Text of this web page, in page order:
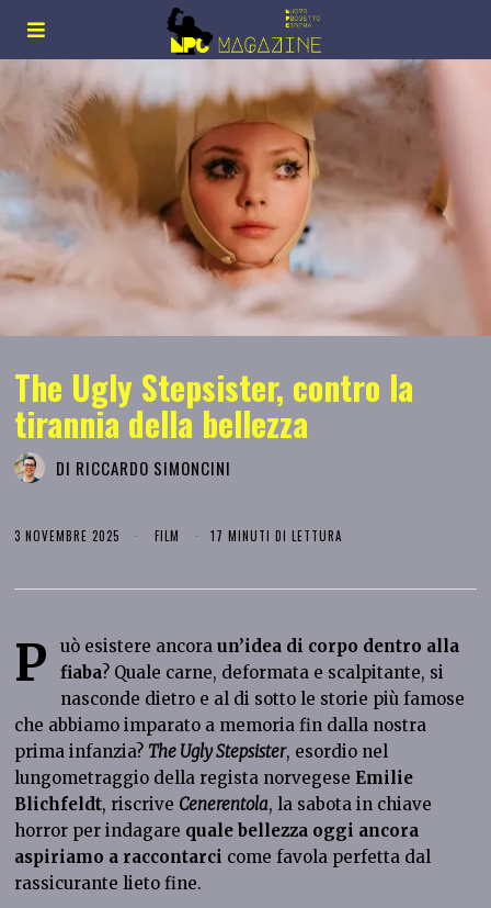
The Ugly Stepsister, contro la
tirannia della bellezza
DI RICCARDO SIMONCINI
3 NOVEMBRE 2025 FILM 17 MINUTI DI LETTURA
P uò esistere ancoraun’idea di corpo dentro alla
fiaba? Quale carne, deformata e scalpitante, si
nasconde dietro e al di sotto le storie più famose
che abbiamo imparato a memoria fin dalla nostra
prima infanzia? The Ugly Stepsister, esordio nel
lungometraggio della regista norvegese Emilie
Blichfeldt, riscrive Cenerentola, la sabota in chiave
horror per indagare quale bellezza oggi ancora
aspiriamo a raccontarci come favola perfetta dal
rassicurante lieto fine.